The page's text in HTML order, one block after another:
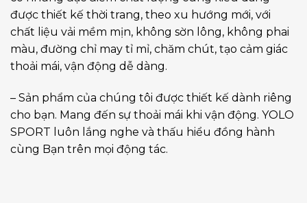
được thiết kế thời trang, theo xu hướng mới, với
chất liệu vải mềm mịn, không sờn lông, không phai
màu, đường chỉ may tỉ mỉ, chăm chút, tạo cảm giác
thoải mái, vận động dễ dàng.
– Sản phẩm của chúng tôi được thiết kế dành riêng
cho bạn. Mang đến sự thoải mái khi vận động. YOLO
SPORT luôn lắng nghe và thấu hiểu đồng hành
cùng Bạn trên mọi động tác.